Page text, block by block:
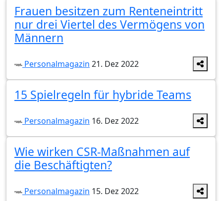
Frauen besitzen zum Renteneintritt
nur drei Viertel des Vermögens von
Männern
Personalmagazin 21. Dez 2022
15 Spielregeln für hybride Teams
Personalmagazin 16. Dez 2022
Wie wirken CSR-Maßnahmen auf
die Beschäftigten?
Personalmagazin 15. Dez 2022